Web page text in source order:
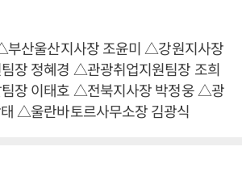
부산울산지사장 조윤미 △강원지사장
장 정혜경 △관광취업지원팀장 조희
장 이태호 △전북지사장 박정웅 △광
△울란바토르사무소장 김광식